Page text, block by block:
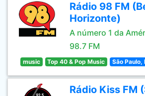
Rádio 98 FM
Horizonte)
A número 1 da
98.7 FM
music Top 40 & Pop Music São Paulo,
Rádio Kiss FM